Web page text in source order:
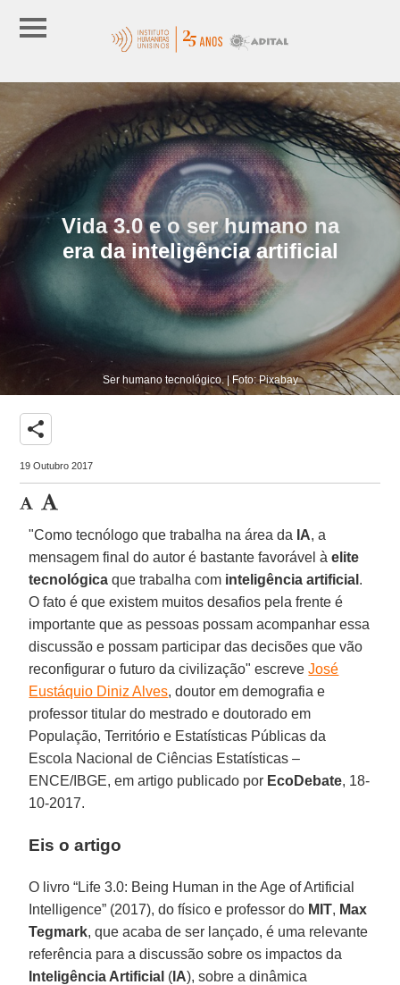
Vida 3.0 e o ser humano na
era da inteligência artificial
Ser humano tecnológico. | Foto: Pixabay
share
19 Outubro 2017
"Como tecnólogo que trabalha na área da IA, a
mensagem final do autor é bastante favorável àelite
tecnológica que trabalha com inteligência artificial .
O fato é que existem muitos desafios pela frente é
importante que as pessoas possam acompanhar essa
discussão e possam participar das decisões que vão
reconfigurar o futuro da civilização" escreveJosé
Eustáquio Diniz Alves, doutor em demografia e
professor titular do mestrado e doutorado em
População, Território e Estatísticas Públicas da
Escola Nacional de Ciências Estatísticas –
ENCE/IBGE, em artigo publicado por EcoDebate, 18-
10-2017.
Eis o artigo
O livro “Life 3.0: Being Human in the Age of Artificial
Intelligence” (2017), do físico e professor do MIT, Max
Tegmark, que acaba de ser lançado, é uma relevante
referência para a discussão sobre os impactos da
Inteligência Artificial ( IA), sobre a dinâmica